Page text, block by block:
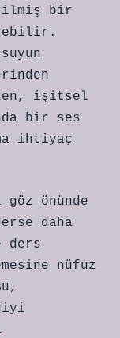
bir
işitsel
bir ses
ihtiyaç
önünde
daha
ders
nüfuz